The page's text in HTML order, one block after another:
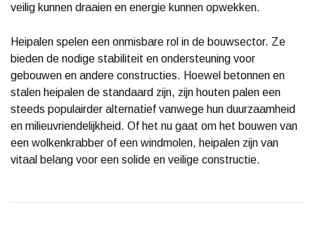
veilig kunnen draaien en energie kunnen opwekken.
Heipalen spelen een onmisbare rol in de bouwsector. Ze
bieden de nodige stabiliteit en ondersteuning voor
gebouwen en andere constructies. Hoewel betonnen en
stalen heipalen de standaard zijn, zijn houten palen een
steeds populairder alternatief vanwege hun duurzaamheid
en milieuvriendelijkheid. Of het nu gaat om het bouwen van
een wolkenkrabber of een windmolen, heipalen zijn van
vitaal belang voor een solide en veilige constructie.